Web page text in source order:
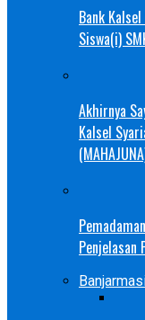
Bank
Siswa(i)
Akhirnya
Kalsel
Penjelasan